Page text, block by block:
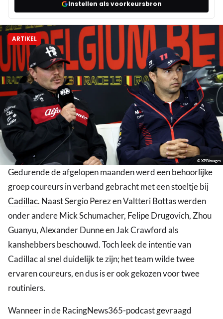
Instellen als voorkeursbron
ARTIKEL
© XPBimages
Gedurende de afgelopen maanden werd een behoorlijke
groep coureurs in verband gebracht met een stoeltje bij
Cadillac. Naast Sergio Perez en Valtteri Bottas werden
onder andere Mick Schumacher, Felipe Drugovich, Zhou
Guanyu, Alexander Dunne en Jak Crawford als
kanshebbers beschouwd. Toch leek de intentie van
Cadillac al snel duidelijk te zijn; het team wilde twee
ervaren coureurs, en dus is er ook gekozen voor twee
routiniers.
Wanneer in de RacingNews365-podcast gevraagd